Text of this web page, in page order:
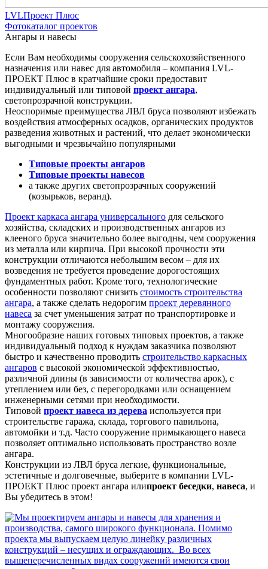
LVLПроект Плюс
Фотокаталог проектов
Ангары и навесы
Если Вам необходимы сооружения сельскохозяйственного
назначения или навес для автомобиля – компания LVL-
ПРОЕКТ Плюс в кратчайшие сроки предоставит
индивидуальный или типовой проект ангара,
светопрозрачной конструкции.
Неоспоримые преимущества ЛВЛ бруса позволяют избежать
воздействия атмосферных осадков, органических продуктов
разведения животных и растений, что делает экономически
выгодными и чрезвычайно популярными
Типовые проекты ангаров
Типовые проекты навесов
а также других светопрозрачных сооружений
(козырьков, веранд).
Проект каркаса ангара универсального для сельского
хозяйства, складских и производственных ангаров из
клееного бруса значительно более выгодны, чем сооружения
из металла или кирпича. При высокой прочности эти
конструкции отличаются небольшим весом – для их
возведения не требуется проведение дорогостоящих
фундаментных работ. Кроме того, технологические
особенности позволяют снизить стоимость строительства
ангара, а также сделать недорогим проект деревянного
навеса за счет уменьшения затрат по транспортировке и
монтажу сооружения.
Многообразие наших готовых типовых проектов, а также
индивидуальный подход к нуждам заказчика позволяют
быстро и качественно проводить строительство каркасных
ангаров с высокой экономической эффективностью,
различной длины (в зависимости от количества арок), с
утеплением или без, с перегородками или оснащением
инженерными сетями при необходимости.
Типовой проект навеса из дерева используется при
строительстве гаража, склада, торгового павильона,
автомойки и т.д. Часто сооружение примыкающего навеса
позволяет оптимально использовать пространство возле
ангара.
Конструкции из ЛВЛ бруса легкие, функциональные,
эстетичные и долговечные, выберите в компании LVL-
ПРОЕКТ Плюс проект ангара илипроект беседки, навеса, и
Вы убедитесь в этом!